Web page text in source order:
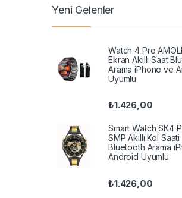
Yeni Gelenler
Watch 4 Pro
Ekran Akıllı Saat
Arama iPhone ve
Uyumlu
₺1.426,00
Smart Watch SK4
SMP Akıllı Kol Saati
Bluetooth Arama
Android Uyumlu
₺1.426,00